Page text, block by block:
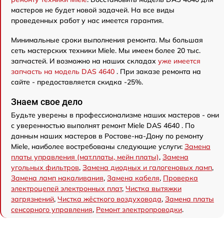
мастеров не будет новой задачей. На все виды
проведенных работ у нас имеется гарантия.
Минимальные сроки выполнения ремонта. Мы большая
сеть мастерских техники Miele. Мы имеем более 20 тыс.
запчастей. И возможно на наших складах уже имеется
запчасть на модель DAS 4640 . При заказе ремонта на
сайте - предоставляется скидка -25%.
Знаем свое дело
Будьте уверены в профессионализме наших мастеров - они
с уверенностью выполнят ремонт Miele DAS 4640 . По
данным наших мастеров в Ростове-на-Дону по ремонту
Miele, наиболее востребованы следующие услуги: Замена
платы управления (мат.платы, мейн платы), Замена
угольных фильтров, Замена диодных и галогеновых ламп,
Замена ламп накаливания, Замена кабеля, Проверка
электроцепей электронных плат, Чистка вытяжки
загрязнений, Чистка жёсткого воздуховода, Замена платы
сенсорного управления, Ремонт электропроводки.